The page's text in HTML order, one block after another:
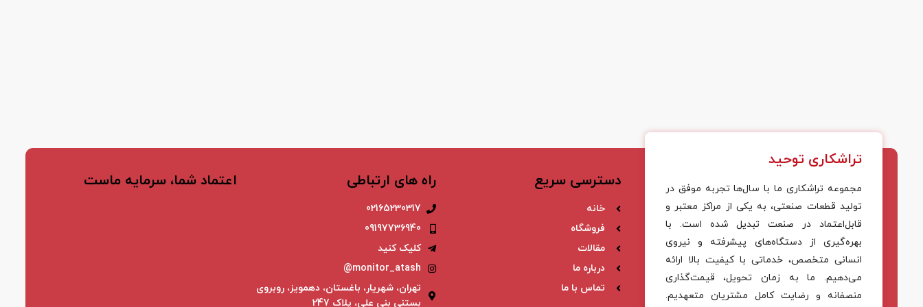
تراشکاری توحید
مجموعه تراشکاری ما با سال‌ها تجربه موفق در
تولید قطعات صنعتی، به یکی از مراکز معتبر و
قابل‌اعتماد در صنعت تبدیل شده است. با
بهره‌گیری از دستگاه‌های پیشرفته و نیروی
انسانی متخصص، خدماتی با کیفیت بالا ارائه
می‌دهیم. ما به زمان تحویل، قیمت‌گذاری
منصفانه و رضایت کامل مشتریان متعهدیم.
دسترسی سریع
خانه
فروشگاه
مقالات
درباره ما
تماس با ما
راه های ارتباطی
02165230317
09197736940
کلیک کنید
monitor_atash@
تهران، شهریار، باغستان، دهمویز، روبروی
بستنی بنی علی، پلاک 247
اعتماد شما، سرمایه ماست